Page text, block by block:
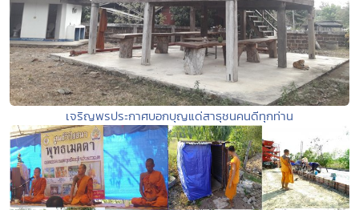
เจริญพรประกาศบอกบุญแด่สาธุชนคนดีทุกท่าน